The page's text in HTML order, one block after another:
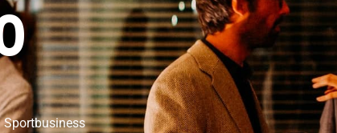
Sportbusiness